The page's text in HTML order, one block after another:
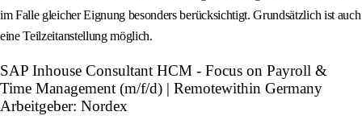
im Falle gleicher Eignung besonders berücksichtigt. Grundsätzlich ist auch
eine Teilzeitanstellung möglich.
SAP Inhouse Consultant HCM - Focus on Payroll &
Time Management (m/f/d) | Remotewithin Germany
Arbeitgeber: Nordex